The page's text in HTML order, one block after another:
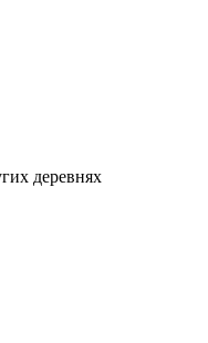
деревнях